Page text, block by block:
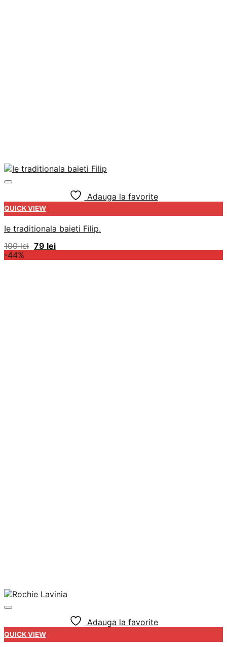
Adauga la favorite
QUICK VIEW
Ie traditionala baieti Filip.
100lei Prețul
a
79 leiPrețul
este:
-44%
Adauga la favorite
QUICK VIEW